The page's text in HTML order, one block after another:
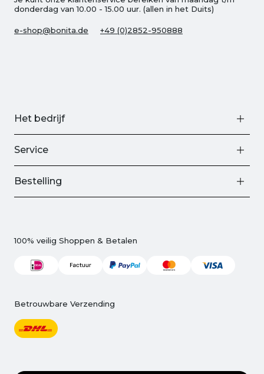
donderdag van 10.00 - 15.00 uur. (allen in het Duits)
e-shop@bonita.de +49 (0)2852-950888
Het bedrijf
Service
Bestelling
100% veilig Shoppen & Betalen
Betrouwbare Verzending